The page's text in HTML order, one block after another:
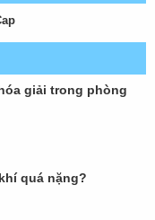
giải trong phòng
quá nặng?